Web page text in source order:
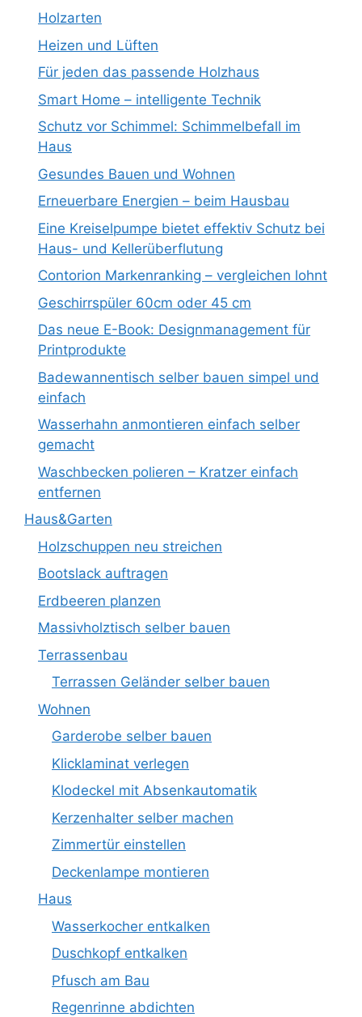
Holzarten
Heizen und Lüften
Für jeden das passende Holzhaus
Smart Home – intelligente Technik
Schutz vor Schimmel: Schimmelbefall im
Haus
Gesundes Bauen und Wohnen
Erneuerbare Energien – beim Hausbau
Eine Kreiselpumpe bietet effektiv Schutz bei
Haus- und Kellerüberflutung
Contorion Markenranking – vergleichen lohnt
Geschirrspüler 60cm oder 45 cm
Das neue E-Book: Designmanagement für
Printprodukte
Badewannentisch selber bauen simpel und
einfach
Wasserhahn anmontieren einfach selber
gemacht
Waschbecken polieren – Kratzer einfach
entfernen
Haus&Garten
Holzschuppen neu streichen
Bootslack auftragen
Erdbeeren planzen
Massivholztisch selber bauen
Terrassenbau
Terrassen Geländer selber bauen
Wohnen
Garderobe selber bauen
Klicklaminat verlegen
Klodeckel mit Absenkautomatik
Kerzenhalter selber machen
Zimmertür einstellen
Deckenlampe montieren
Haus
Wasserkocher entkalken
Duschkopf entkalken
Pfusch am Bau
Regenrinne abdichten